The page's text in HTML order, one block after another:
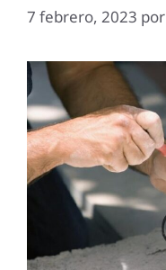
7 febrero, 2023 por